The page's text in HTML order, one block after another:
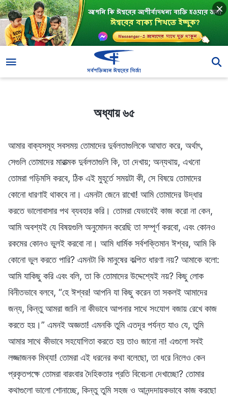
অধ্যায় ৬৫
আমার বাক্যসমূহ সবসময় তোমাদের দুর্বলতাগুলিকে আঘাত করে, অর্থাৎ,
সেগুলি তোমাদের মারাত্মক দুর্বলতাগুলি কি, তা দেখায়; অন্যথায়, এখনো
তোমরা গড়িমসি করবে, ঠিক এই মুহূর্তে সময়টা কী, সে বিষয়ে তোমাদের
কোনো ধারণাই থাকবে না। এমনটা জেনে রাখো! আমি তোমাদের উদ্ধার
করতে ভালোবাসার পথ ব্যবহার করি। তোমরা যেভাবেই কাজ করো না কেন,
আমি অবশ্যই যে বিষয়গুলি অনুমোদন করেছি তা সম্পূর্ণ করবো, এবং কোনও
রকমের কোনও ভুলই করবো না। আমি ধার্মিক সর্বশক্তিমান ঈশ্বর, আমি কি
কোনো ভুল করতে পারি? এমনটা কি মানুষের কল্পিত ধারণা নয়? আমাকে বলো:
আমি যাকিছু করি এবং বলি, তা কি তোমাদের উদ্দেশ্যেই নয়? কিছু লোক
বিনীতভাবে বলবে, “হে ঈশ্বর! আপনি যা কিছু করেন তা সকলই আমাদের
জন্য, কিন্তু আমরা জানি না কীভাবে আপনার সাথে সংযোগ বজায় রেখে কাজ
করতে হয়।” এমনই অজ্ঞতা! এমনকি তুমি এতদূর পর্যন্ত যাও যে, তুমি
আমার সাথে কীভাবে সহযোগিতা করতে হয় তাও জানো না! এগুলো সবই
লজ্জাজনক মিথ্যা! তোমরা এই ধরনের কথা বলেছো, তা ধরে নিলেও কেন
প্রকৃতপক্ষে তোমরা বারংবার দৈহিকতার প্রতি বিবেচনা দেখাচ্ছো? তোমার
কথাগুলো ভালো শোনাচ্ছে, কিন্তু তুমি সহজ ও আনন্দদায়কভাবে কাজ করছো